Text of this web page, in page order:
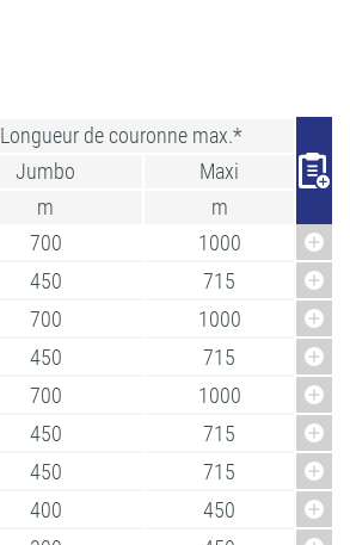
Longueur de couronne max.*
Jumbo
Maxi
m
m
700
1000
450
715
700
1000
450
715
700
1000
450
715
450
715
400
450